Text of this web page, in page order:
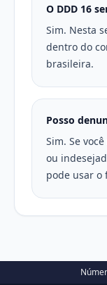
O DDD 16
Sim. Nesta
dentro do
brasileira.
Posso
Sim. Se
ou
pode usar o